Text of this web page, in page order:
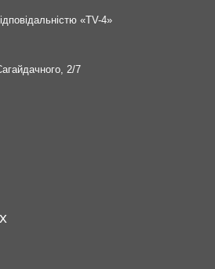
«TV-4»
2/7